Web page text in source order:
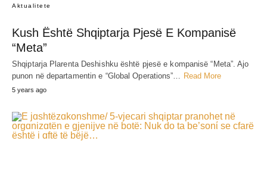
Aktualitete
Kush Është Shqiptarja Pjesë E Kompanisë
“Meta”
Shqiptarja Plarenta Deshishku është pjesë e kompanisë “Meta”. Ajo
punon në departamentin e “Global Operations”…
Read More
5 years ago